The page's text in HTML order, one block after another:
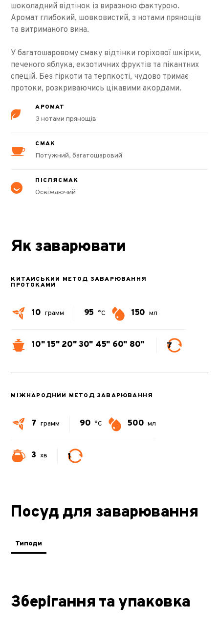
шоколадний відтінок із виразною фактурою.
Аромат глибокий, шовковистий, з нотами прянощів
та витриманого вина.
У багатошаровому смаку відтінки горіхової шкірки,
печеного яблука, екзотичних фруктів та пікантних
спецій. Без гіркоти та терпкості, чудово тримає
протоки, розкриваючись цікавими акордами.
АРОМАТ
З нотами прянощів
СМАК
Потужний, багатошаровий
ПІСЛЯСМАК
Освіжаючий
Як заварювати
КИТАЙСЬКИЙ МЕТОД ЗАВАРЮВАННЯ
ПРОТОКАМИ
10 грамм 95 °C 150 мл
10" 15" 20" 30" 45" 60" 80" 7
МІЖНАРОДНИЙ МЕТОД ЗАВАРЮВАННЯ
7 грамм 90 °C 500 мл
3 хв 1
Посуд для заварювання
Типоди
Зберігання та упаковка